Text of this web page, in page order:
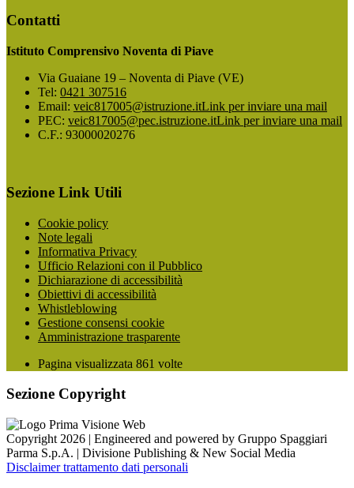
Contatti
Istituto Comprensivo Noventa di Piave
Via Guaiane 19 – Noventa di Piave (VE)
Tel: 0421 307516
Email: veic817005@istruzione.itLink per inviare una mail
PEC: veic817005@pec.istruzione.itLink per inviare una mail
C.F.: 93000020276
Sezione Link Utili
Cookie policy
Note legali
Informativa Privacy
Ufficio Relazioni con il Pubblico
Dichiarazione di accessibilità
Obiettivi di accessibilità
Whistleblowing
Gestione consensi cookie
Amministrazione trasparente
Pagina visualizzata 861 volte
Sezione Copyright
Copyright 2026 | Engineered and powered by Gruppo Spaggiari
Parma S.p.A. | Divisione Publishing & New Social Media
Disclaimer trattamento dati personali